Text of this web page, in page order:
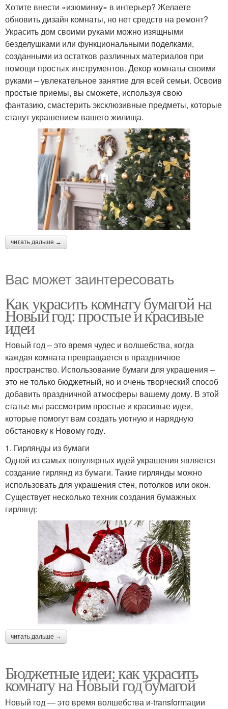
Хотите внести «изюминку» в интерьер? Желаете
обновить дизайн комнаты, но нет средств на ремонт?
Украсить дом своими руками можно изящными
безделушками или функциональными поделками,
созданными из остатков различных материалов при
помощи простых инструментов. Декор комнаты своими
руками – увлекательное занятие для всей семьи. Освоив
простые приемы, вы сможете, используя свою
фантазию, смастерить эксклюзивные предметы, которые
станут украшением вашего жилища.
читать дальше →
Вас может заинтересовать
Как украсить комнату бумагой на
Новый год: простые и красивые
идеи
Новый год – это время чудес и волшебства, когда
каждая комната превращается в праздничное
пространство. Использование бумаги для украшения –
это не только бюджетный, но и очень творческий способ
добавить праздничной атмосферы вашему дому. В этой
статье мы рассмотрим простые и красивые идеи,
которые помогут вам создать уютную и нарядную
обстановку к Новому году.
1. Гирлянды из бумаги
Одной из самых популярных идей украшения является
создание гирлянд из бумаги. Такие гирлянды можно
использовать для украшения стен, потолков или окон.
Существует несколько техник создания бумажных
гирлянд:
читать дальше →
Бюджетные идеи: как украсить
комнату на Новый год бумагой
Новый год — это время волшебства и-transformации